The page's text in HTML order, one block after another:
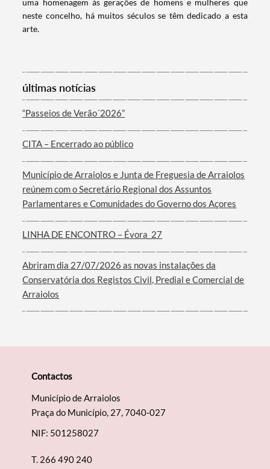
Termo de Pesquisa
Filtros
uma homenagem às gerações de homens e mulheres que
neste concelho, há muitos séculos se têm dedicado a esta
arte.
últimas notícias
“Passeios de Verão´2026”
CITA – Encerrado ao público
Município de Arraiolos e Junta de Freguesia de Arraiolos
reúnem com o Secretário Regional dos Assuntos
Parlamentares e Comunidades do Governo dos Açores
LINHA DE ENCONTRO – Évora_27
Abriram dia 27/07/2026 as novas instalações da
Conservatória dos Registos Civil, Predial e Comercial de
Arraiolos
Contactos
Município de Arraiolos
Praça do Município, 27, 7040-027
NIF: 501258027
T. 266 490 240